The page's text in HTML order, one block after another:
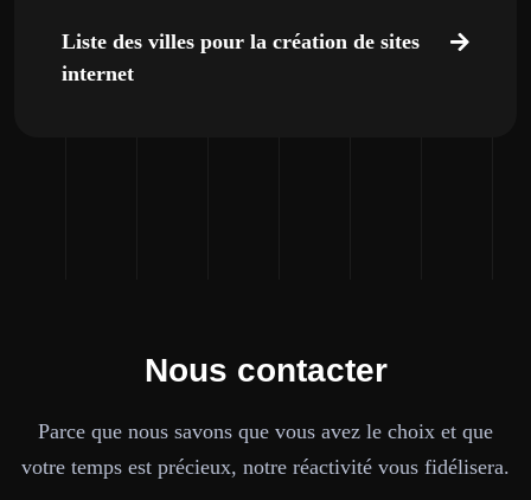
Liste des villes pour la création de sites
internet
Nous contacter
Parce que nous savons que vous avez le choix et que
votre temps est précieux, notre réactivité vous fidélisera.